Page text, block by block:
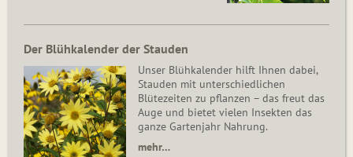
Der Blühkalender der Stauden
Unser Blühkalender hilft Ihnen dabei,
Stauden mit unterschiedlichen
Blütezeiten zu pflanzen – das freut das
Auge und bietet vielen Insekten das
ganze Gartenjahr Nahrung.
mehr…